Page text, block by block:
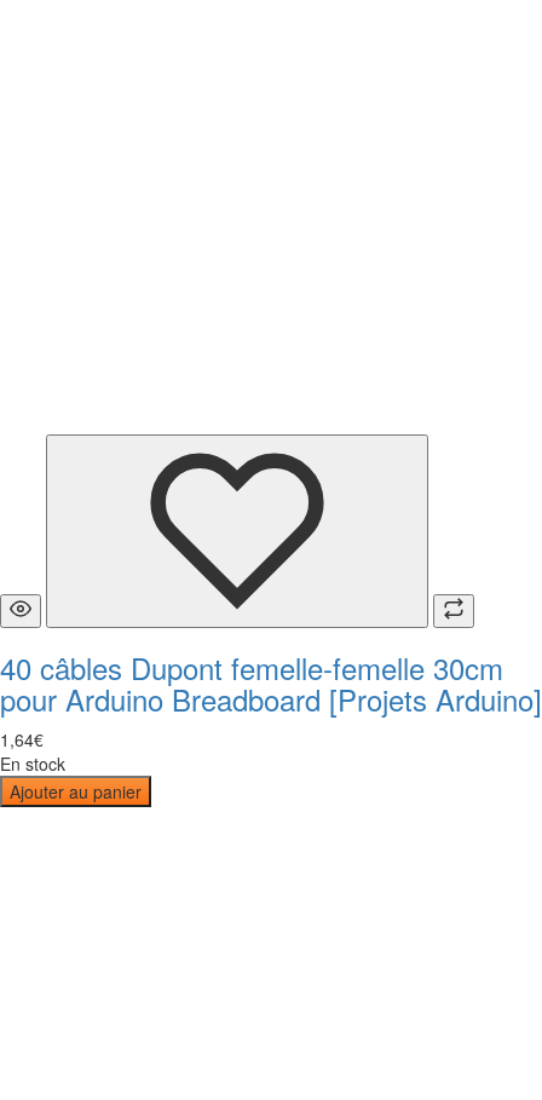
40 câbles Dupont femelle-femelle 30cm
pour Arduino Breadboard [Projets Arduino]
1 ,64€
En stock
Ajouter au panier